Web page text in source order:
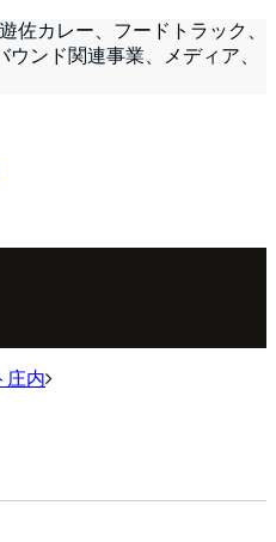
佐カレー、フードトラック、
ンド関連事業、メディア、
庄内